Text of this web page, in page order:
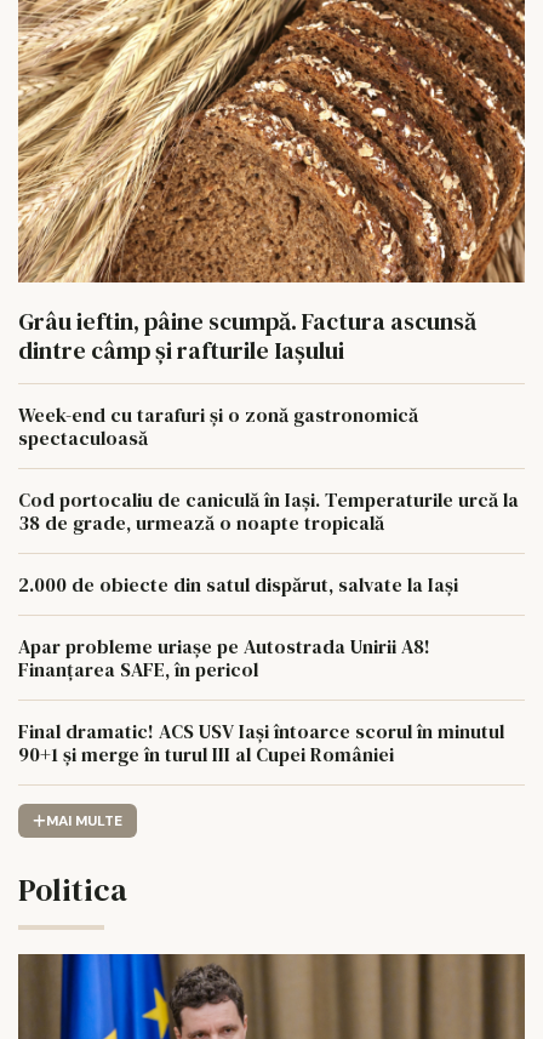
Grâu ieftin, pâine scumpă. Factura ascunsă
dintre câmp și rafturile Iașului
Week-end cu tarafuri și o zonă gastronomică
spectaculoasă
Cod portocaliu de caniculă în Iași. Temperaturile urcă la
38 de grade, urmează o noapte tropicală
2.000 de obiecte din satul dispărut, salvate la Iași
Apar probleme uriașe pe Autostrada Unirii A8!
Finanțarea SAFE, în pericol
Final dramatic! ACS USV Iași întoarce scorul în minutul
90+1 și merge în turul III al Cupei României
MAI MULTE
Politica